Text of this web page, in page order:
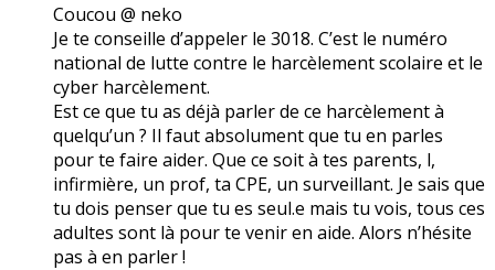
Coucou @ neko
Je te conseille d’appeler le 3018. C’est le numéro
national de lutte contre le harcèlement scolaire et le
cyber harcèlement.
Est ce que tu as déjà parler de ce harcèlement à
quelqu’un ? Il faut absolument que tu en parles
pour te faire aider. Que ce soit à tes parents, l,
infirmière, un prof, ta CPE, un surveillant. Je sais que
tu dois penser que tu es seul.e mais tu vois, tous ces
adultes sont là pour te venir en aide. Alors n’hésite
pas à en parler !